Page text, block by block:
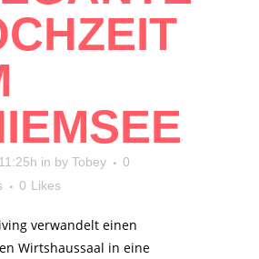
in by Tobey
0
0 Likes
verwandelt einen
Wirtshaussaal in eine